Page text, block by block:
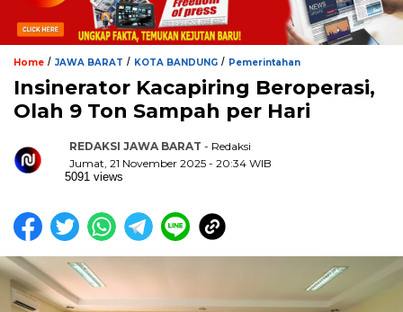
Home / JAWA BARAT / KOTA BANDUNG / Pemerintahan
Insinerator Kacapiring Beroperasi,
Olah 9 Ton Sampah per Hari
REDAKSI JAWA BARAT - Redaksi
Jumat, 21 November 2025 - 20:34 WIB
5091 views